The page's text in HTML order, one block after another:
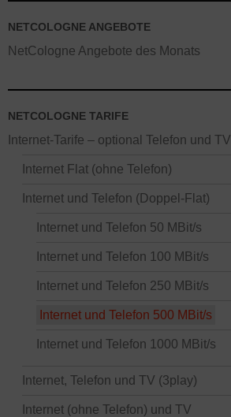
NETCOLOGNE ANGEBOTE
NetCologne Angebote des Monats
NETCOLOGNE TARIFE
Internet-Tarife – optional Telefon und TV
Internet Flat (ohne Telefon)
Internet und Telefon (Doppel-Flat)
Internet und Telefon 50 MBit/s
Internet und Telefon 100 MBit/s
Internet und Telefon 250 MBit/s
Internet und Telefon 500 MBit/s
Internet und Telefon 1000 MBit/s
Internet, Telefon und TV (3play)
Internet (ohne Telefon) und TV